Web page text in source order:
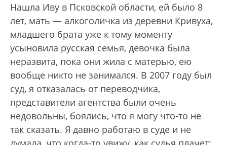
Нашла Иву в Псковской области, ей было 8
лет, мать — алкоголичка из деревни Кривуха,
младшего брата уже к тому моменту
усыновила русская семья, девочка была
неразвита, пока они жила с матерью, ею
вообще никто не занимался. В 2007 году был
суд, я отказалась от переводчика,
представители агентства были очень
недовольны, боялись, что я могу что-то не
так сказать. Я давно работаю в суде и не